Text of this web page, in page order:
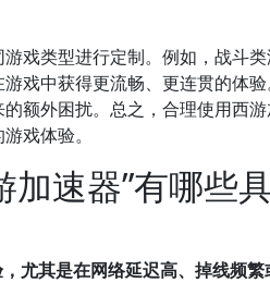
戏类型进行定制。例如，战斗
戏中获得更流畅、更连贯的体
额外困扰。总之，合理使用西
戏体验。
速器”有哪些
尤其是在网络延迟高、掉线频